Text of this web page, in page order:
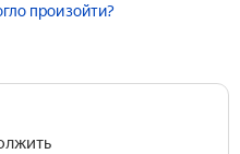
произойти?